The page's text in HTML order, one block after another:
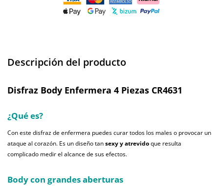
Descripción del producto
Disfraz Body Enfermera 4 Piezas CR4631
¿Qué es?
Con este disfraz de enfermera puedes curar todos los males o provocar un
ataque al corazón. Es un diseño tansexy y atrevidoque resulta
complicado medir el alcance de sus efectos.
Body con grandes aberturas